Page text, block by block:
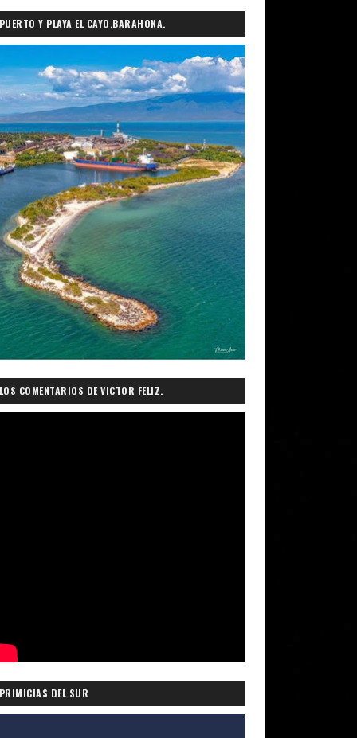
Y PLAYA EL CAYO,BARAHONA.
COMENTARIOS DE VICTOR FELIZ.
DEL SUR